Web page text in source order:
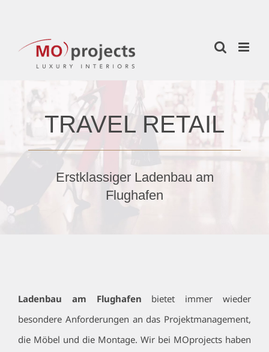
springen
TRAVEL RETAIL
Erstklassiger Ladenbau am
Flughafen
Ladenbau am Flughafen bietet immer wieder
besondere Anforderungen an das Projektmanagement,
die Möbel und die Montage. Wir bei MOprojects haben